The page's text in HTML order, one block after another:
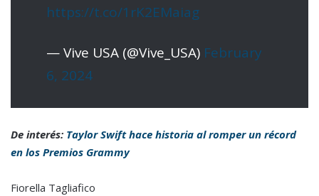
https://t.co/1rK2EMaiag
— Vive USA (@Vive_USA) February
6, 2024
De interés: Taylor Swift hace historia al romper un récord
en los Premios Grammy
Fiorella Tagliafico